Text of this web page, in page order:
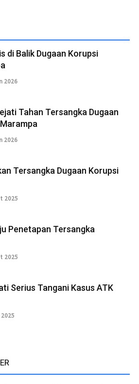
di Balik Dugaan Korupsi
2026
Tahan Tersangka Dugaan
2026
Tersangka Dugaan Korupsi
2025
Penetapan Tersangka
2025
Serius Tangani Kasus ATK